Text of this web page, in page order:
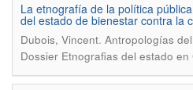
La etnografía de la política
del estado de bienestar contra la
Dubois, Vincent. Antropologías
Dossier Etnografias del estado en